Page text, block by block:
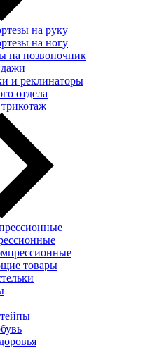
на руку
на ногу
на позвоночник
и реклинаторы
отдела
товары